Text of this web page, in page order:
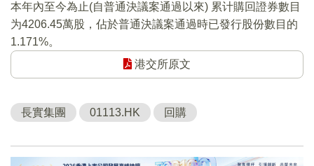
本年內至今為止(自普通決議案通過以來) 累计購回證券數目
为4206.45萬股，佔於普通決議案通過時已發行股份數目的
1.171%。
港交所原文
長實集團 01113.HK 回購